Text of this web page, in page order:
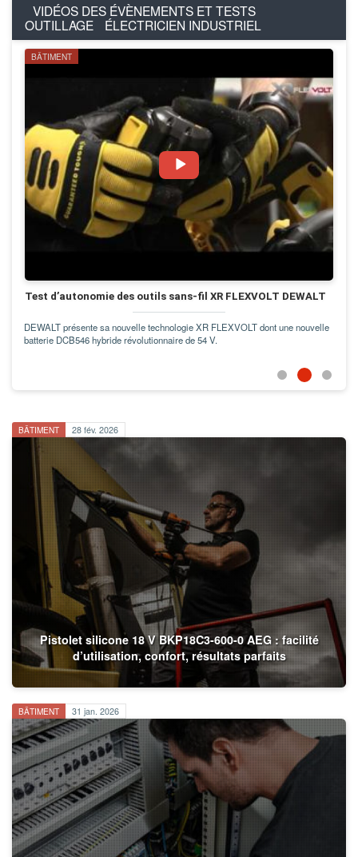
VIDÉOS DES ÉVÈNEMENTS ET TESTS
OUTILLAGE
ÉLECTRICIEN INDUSTRIEL
BÂTIMENT
Mètre tracer JSTH, une solution 2 en 1 pour mesurer et
JSTH lance sur le marché un outil innovant, le Mètre Tracer effectue un
marquage au Graphite Net, l’indicateur rouge du Mètre Traceur vous donne la
position...
BÂTIMENT 28 fév. 2026
Pistolet silicone 18 V BKP18C3-600-0 AEG : facilité
d’utilisation, confort, résultats parfaits
BÂTIMENT 31 jan. 2026